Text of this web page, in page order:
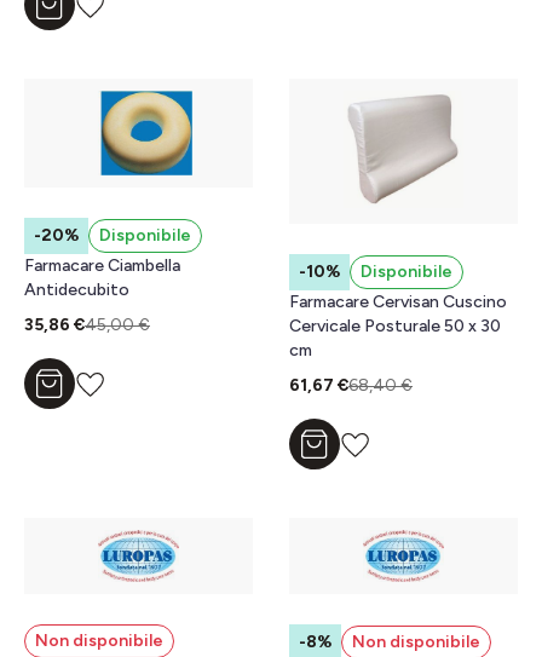
Aggiungi al carrello
-20%
Disponibile
Farmacare Ciambella
Antidecubito
35,86 €45,00 €
Aggiungi al carrello
-10%
Disponibile
Farmacare Cervisan Cuscino
Cervicale Posturale 50 x 30
cm
61,67 €68,40 €
Aggiungi al carrello
Non disponibile
-8%
Non disponibile